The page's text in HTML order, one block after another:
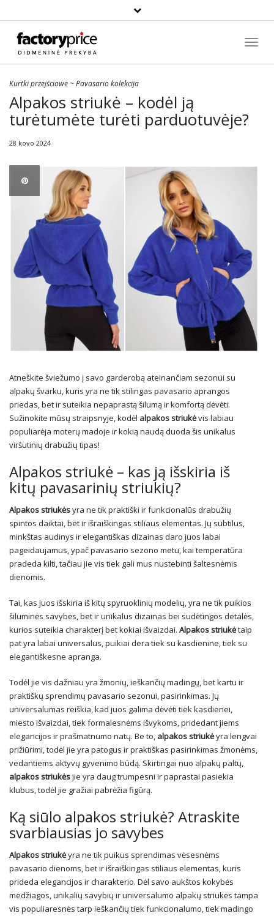
Paieška
Kurtki przejściowe~Pavasario kolekcija
Alpakos striukė – kodėl ją
turėtumėte turėti parduotuvėje?
28 kovo 2024
Atneškite šviežumo į savo garderobą ateinančiam sezonui su
alpakų švarku, kuris yra ne tik stilingas pavasario aprangos
priedas, bet ir suteikia nepaprastą šilumą ir komfortą dėvėti.
Sužinokite mūsų straipsnyje, kodėl alpakos striukėvis labiau
populiarėja moterų madoje ir kokią naudą duoda šis unikalus
viršutinių drabužių tipas!
Alpakos striukė – kas ją išskiria iš
kitų pavasarinių striukių?
Alpakos striukėsyra ne tik praktiški ir funkcionalūs drabužių
spintos daiktai, bet ir išraiškingas stiliaus elementas. Jų subtilus,
minkštas audinys ir elegantiškas dizainas daro juos labai
pageidaujamus, ypač pavasario sezono metu, kai temperatūra
pradeda kilti, tačiau jie vis tiek gali mus nustebinti šaltesnėmis
dienomis.
Tai, kas juos išskiria iš kitų spyruoklinių modelių, yra ne tik puikios
šiluminės savybės, bet ir unikalus dizainas bei sudėtingos detalės,
kurios suteikia charakterį bet kokiai išvaizdai. Alpakos striukėtaip
pat yra labai universalus, puikiai dera tiek su kasdienine, tiek su
elegantiškesne apranga.
Todėl jie vis dažniau yra žmonių, ieškančių madingų, bet kartu ir
praktiškų sprendimų pavasario sezonui, pasirinkimas. Jų
universalumas reiškia, kad juos galima dėvėti tiek kasdienei,
miesto išvaizdai, tiek formalesnėms išvykoms, pridedant jiems
elegancijos ir prašmatnumo natų. Be to, alpakos striukėyra lengvai
prižiūrimi, todėl jie yra patogus ir praktiškas pasirinkimas žmonėms,
vedantiems aktyvų gyvenimo būdą. Skirtingai nuo alpakų paltų,
alpakos striukėsjie yra daug trumpesni ir paprastai pasiekia
klubus, todėl jie gražiai pabrėžia figūrą.
Ką siūlo alpakos striukė? Atraskite
svarbiausias jo savybes
Alpakos striukėyra ne tik puikus sprendimas vėsesnėms
pavasario dienoms, bet ir išraiškingas stiliaus elementas, kuris
prideda elegancijos ir charakterio. Dėl savo aukštos kokybės
medžiagos, unikalių savybių ir universalumo alpakų striukės tampa
vis populiaresnės tarp ieškančių tiek funkcionalumo, tiek madingo